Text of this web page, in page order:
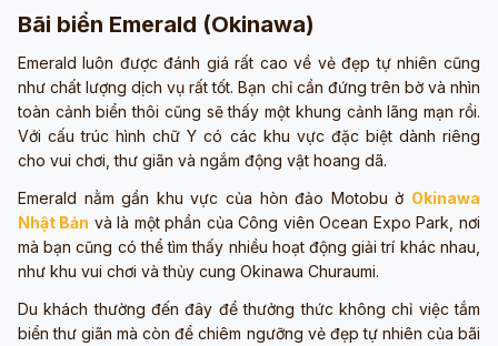
Bãi biển Emerald (Okinawa)
Emerald luôn được đánh giá rất cao về vẻ đẹp tự nhiên cũng
như chất lượng dịch vụ rất tốt. Bạn chỉ cần đứng trên bờ và nhìn
toàn cảnh biển thôi cũng sẽ thấy một khung cảnh lãng mạn rồi.
Với cấu trúc hình chữ Y có các khu vực đặc biệt dành riêng
cho vui chơi, thư giãn và ngắm động vật hoang dã.
​​Emerald nằm gần khu vực của hòn đảo Motobu ở Okinawa
Nhật Bản và là một phần của Công viên Ocean Expo Park, nơi
mà bạn cũng có thể tìm thấy nhiều hoạt động giải trí khác nhau,
như khu vui chơi và thủy cung Okinawa Churaumi.
Du khách thường đến đây để thưởng thức không chỉ việc tắm
biển thư giãn mà còn để chiêm ngưỡng vẻ đẹp tự nhiên của bãi